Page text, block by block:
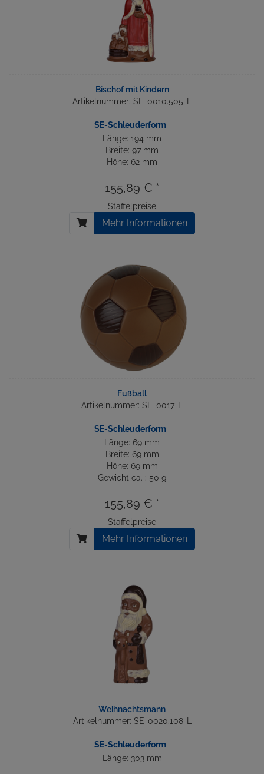
Bischof mit Kindern
Artikelnummer: SE-0010.505-L
SE-Schleuderform
Länge: 194 mm
Breite: 97 mm
Höhe: 62 mm
155,89 € *
Staffelpreise
Mehr Informationen
Fußball
Artikelnummer: SE-0017-L
SE-Schleuderform
Länge: 69 mm
Breite: 69 mm
Höhe: 69 mm
Gewicht ca. : 50 g
155,89 € *
Staffelpreise
Mehr Informationen
Weihnachtsmann
Artikelnummer: SE-0020.108-L
SE-Schleuderform
Länge: 303 mm